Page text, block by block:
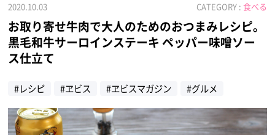
2020.10.03 CATEGORY : 食べる
お取り寄せ牛肉で大人のためのおつまみレシピ。
黒毛和牛サーロインステーキ ペッパー味噌ソー
ス仕立て
#レシピ #ヱビス #ヱビスマガジン #グルメ